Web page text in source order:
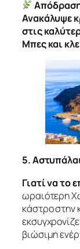
Ανακάλυψε
στις
Μπες και
5.
Γιατί να το
ωραιότερη
κάστρο στην
βιώσιμη